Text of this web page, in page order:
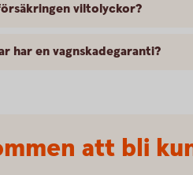
viltolyckor?
har en vagnskadegaranti?
att bli